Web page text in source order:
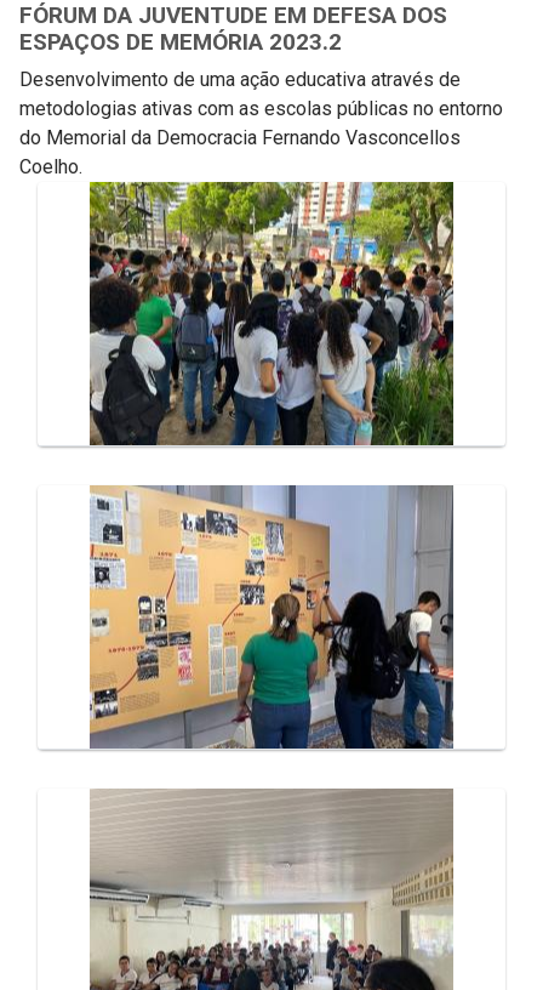
FÓRUM DA JUVENTUDE EM DEFESA DOS
ESPAÇOS DE MEMÓRIA 2023.2
Desenvolvimento de uma ação educativa através de
metodologias ativas com as escolas públicas no entorno
do Memorial da Democracia Fernando Vasconcellos
Coelho.
Galeria de Mídias